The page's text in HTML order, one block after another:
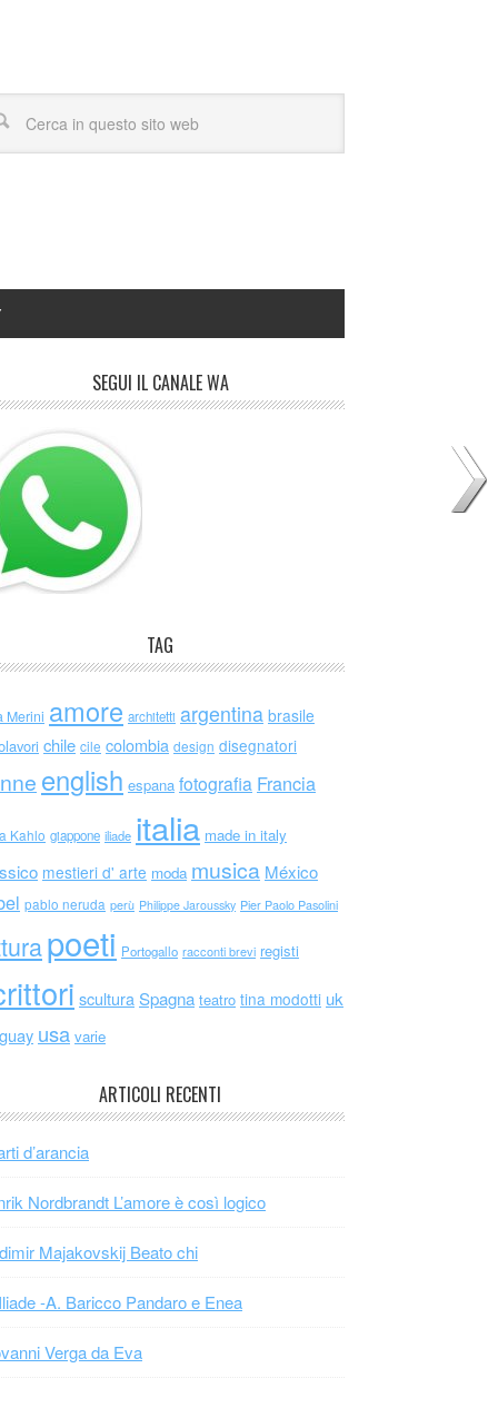
SEGUI IL CANALE WA
TAG
Merini amore architetti argentina brasile
chile cile colombia design disegnatori
english espana fotografia Francia
Kahlo giappone iliade italia made in italy
mestieri d' arte moda musica México
pablo neruda perù Philippe Jaroussky Pier Paolo Pasolini
poeti Portogallo racconti brevi registi
scultura Spagna teatro tina modotti uk
usa varie
ARTICOLI RECENTI
d’arancia
Nordbrandt L’amore è così logico
Majakovskij Beato chi
-A. Baricco Pandaro e Enea
Verga da Eva